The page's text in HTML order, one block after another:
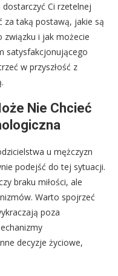
Ci rzetelnej
taką postawą, jakie są
związku i jak możecie
satysfakcjonującego
w przyszłość z
Nie Chcieć
u mężczyzn
podejść do tej sytuacji.
braku miłości, ale
Warto spojrzeć
poza
decyzje życiowe,